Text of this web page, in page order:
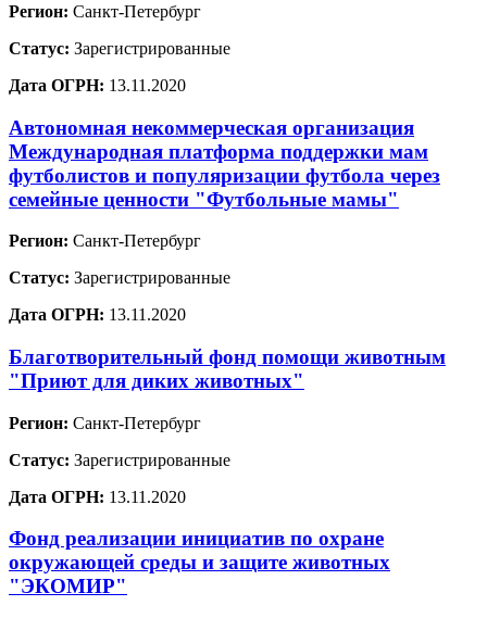
Регион: Санкт-Петербург
Статус: Зарегистрированные
Дата ОГРН: 13.11.2020
Автономная некоммерческая организация
Международная платформа поддержки мам
футболистов и популяризации футбола через
семейные ценности "Футбольные мамы"
Регион: Санкт-Петербург
Статус: Зарегистрированные
Дата ОГРН: 13.11.2020
Благотворительный фонд помощи животным
"Приют для диких животных"
Регион: Санкт-Петербург
Статус: Зарегистрированные
Дата ОГРН: 13.11.2020
Фонд реализации инициатив по охране
окружающей среды и защите животных
"ЭКОМИР"